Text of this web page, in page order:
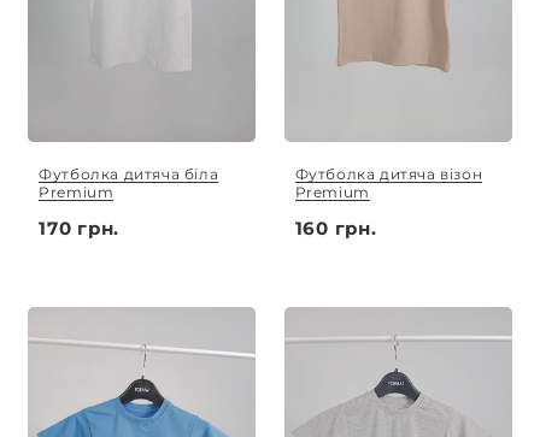
Футболка дитяча біла
Premium
170 грн.
Футболка дитяча візон
Premium
160 грн.